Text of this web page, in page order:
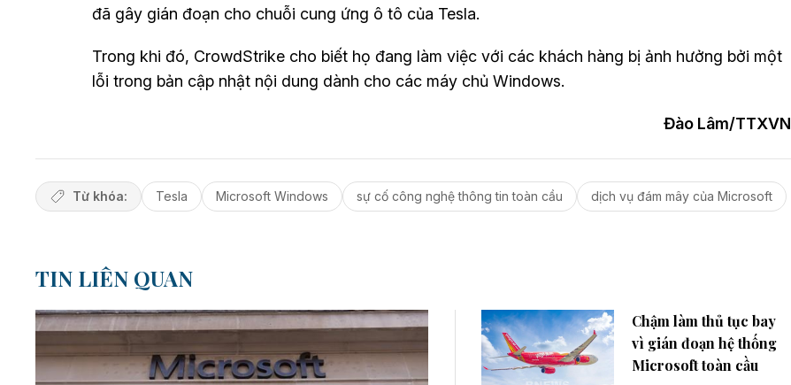
đã gây gián đoạn cho chuỗi cung ứng ô tô của Tesla.
Trong khi đó, CrowdStrike cho biết họ đang làm việc với các khách hàng bị ảnh hưởng bởi một
lỗi trong bản cập nhật nội dung dành cho các máy chủ Windows.
Đào Lâm/TTXVN
Từ khóa: Tesla Microsoft Windows sự cố công nghệ thông tin toàn cầu dịch vụ đám mây của Microsoft
TIN LIÊN QUAN
Chậm làm thủ tục bay
vì gián đoạn hệ thống
Microsoft toàn cầu